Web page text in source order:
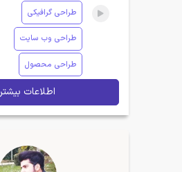
طراحی گرافیکی
طراحی وب سایت
طراحی محصول
اطلاعات بیشتر